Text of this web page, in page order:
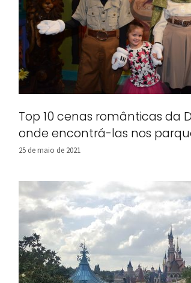
Top 10 cenas românticas da
onde encontrá-las nos
25 de maio de 2021